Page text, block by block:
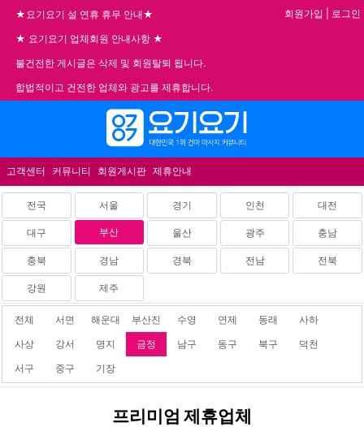
★요기요기 설 연휴 휴무 안내★
★ 요기요기 업체회원 안내사항 ★
불건전한 게시글은 삭제 및 회원탈퇴 됩니다.
합법적이고 건전한 업체와 광고를 제휴합니다.
회원가입 로그인
고객센터 커뮤니티 회원게시판 제휴안내
전국 서울 경기 인천 대전
대구 부산 울산 광주 충남
충북 경남 경북 전남 전북
강원 제주
전체 서면 해운대 부산진 수영 연제 동래
사하
사상
강서 명지 금정 남구 동구 북구
덕천
서구
중구 기장
프리미엄 제휴업체